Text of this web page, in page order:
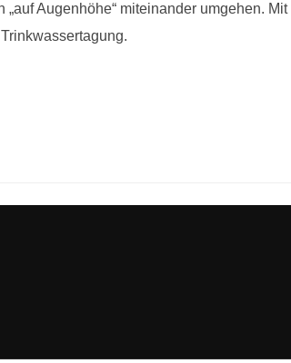
Augenhöhe“ miteinander umgehen.